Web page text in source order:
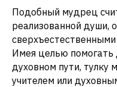
Подобный мудрец
реализованной души,
Имея целью помогать
духовном пути, тулку
учителем или